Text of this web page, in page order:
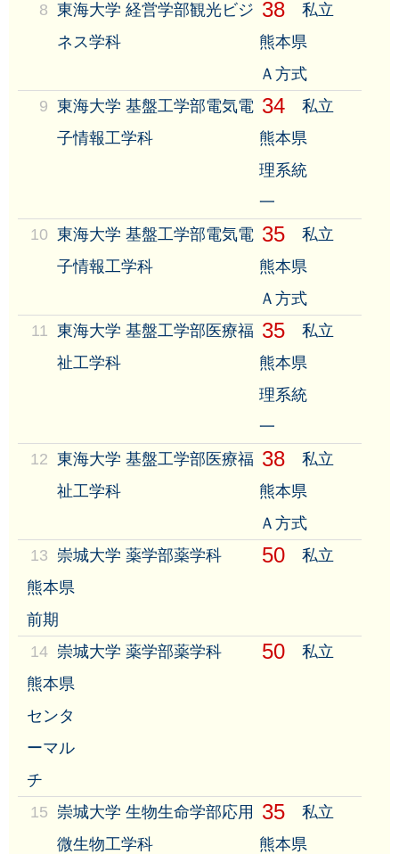
8 東海大学 経営学部観光ビジ
ネス学科
38
私立
熊本県
Ａ方式
9 東海大学 基盤工学部電気電
子情報工学科
34
私立
熊本県
理系統
一
10 東海大学 基盤工学部電気電
子情報工学科
35
私立
熊本県
Ａ方式
11
東海大学 基盤工学部医療福
祉工学科
35
私立
熊本県
理系統
一
12 東海大学 基盤工学部医療福
祉工学科
38
私立
熊本県
Ａ方式
13 崇城大学 薬学部薬学科 50
私立
熊本県
前期
14 崇城大学 薬学部薬学科 50
私立
熊本県
センタ
ーマル
チ
15 崇城大学 生物生命学部応用
微生物工学科
35
私立
熊本県